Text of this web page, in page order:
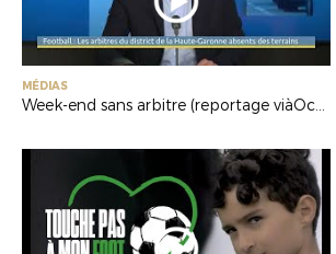
MÉDIAS
Week-end sans arbitre (reportage viàOccitanie)